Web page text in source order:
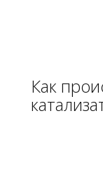
Как